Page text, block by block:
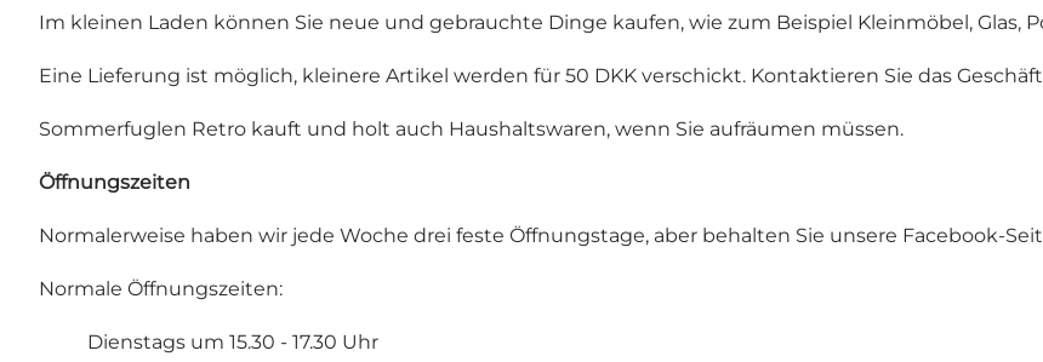
Im kleinen Laden können Sie neue und gebrauchte Dinge kaufen, wie zum Beispiel Kleinmöbel, Glas,
Eine Lieferung ist möglich, kleinere Artikel werden für 50 DKK verschickt. Kontaktieren Sie das
Sommerfuglen Retro kauft und holt auch Haushaltswaren, wenn Sie aufräumen müssen.
Öffnungszeiten
Normalerweise haben wir jede Woche drei feste Öffnungstage, aber behalten Sie unsere Facebook-
Normale Öffnungszeiten:
Dienstags um 15.30 - 17.30 Uhr